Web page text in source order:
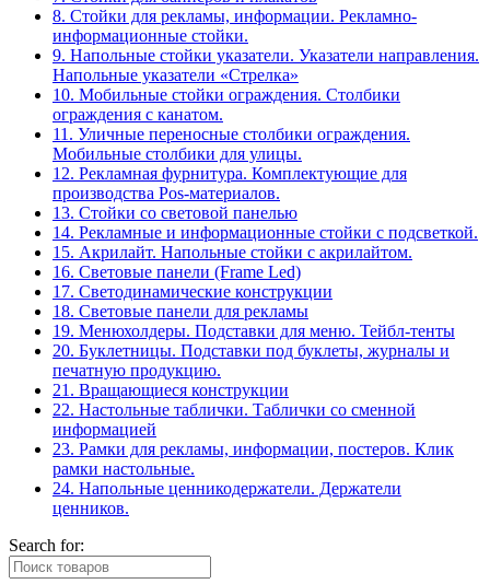
8. Стойки для рекламы, информации. Рекламно-
информационные стойки.
9. Напольные стойки указатели. Указатели направления.
Напольные указатели «Стрелка»
10. Мобильные стойки ограждения. Столбики
ограждения с канатом.
11. Уличные переносные столбики ограждения.
Мобильные столбики для улицы.
12. Рекламная фурнитура. Комплектующие для
производства Pos-материалов.
13. Стойки со световой панелью
14. Рекламные и информационные стойки с подсветкой.
15. Акрилайт. Напольные стойки с акрилайтом.
16. Световые панели (Frame Led)
17. Светодинамические конструкции
18. Световые панели для рекламы
19. Менюхолдеры. Подставки для меню. Тейбл-тенты
20. Буклетницы. Подставки под буклеты, журналы и
печатную продукцию.
21. Вращающиеся конструкции
22. Настольные таблички. Таблички со сменной
информацией
23. Рамки для рекламы, информации, постеров. Клик
рамки настольные.
24. Напольные ценникодержатели. Держатели
ценников.
Search for: